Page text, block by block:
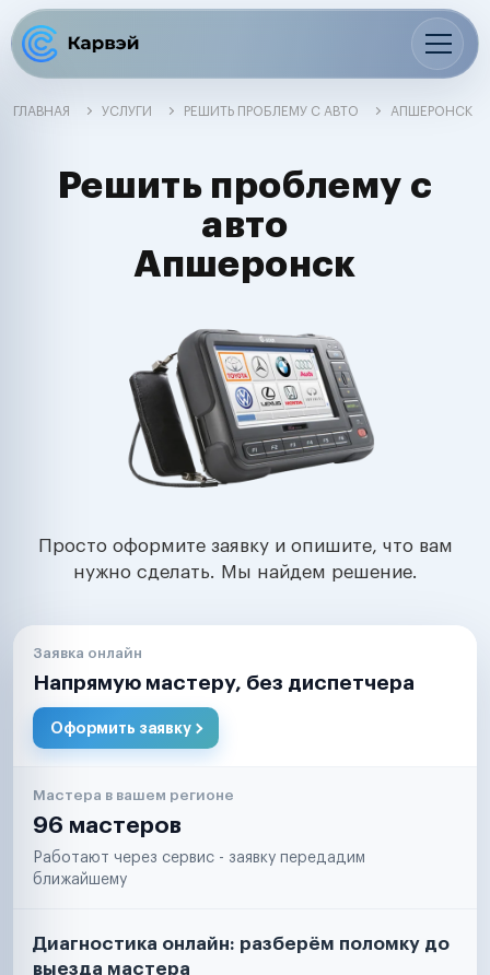
ГЛАВНАЯ УСЛУГИ РЕШИТЬ ПРОБЛЕМУ С АВТО АПШЕРОНСК
Решить проблему с
авто
Апшеронск
Просто оформите заявку и опишите, что вам
нужно сделать. Мы найдем решение.
Заявка онлайн
Напрямую мастеру, без диспетчера
Оформить заявку
Мастера в вашем регионе
96 мастеров
Работают через сервис - заявку передадим
ближайшему
Диагностика онлайн: разберём поломку до
выезда мастера